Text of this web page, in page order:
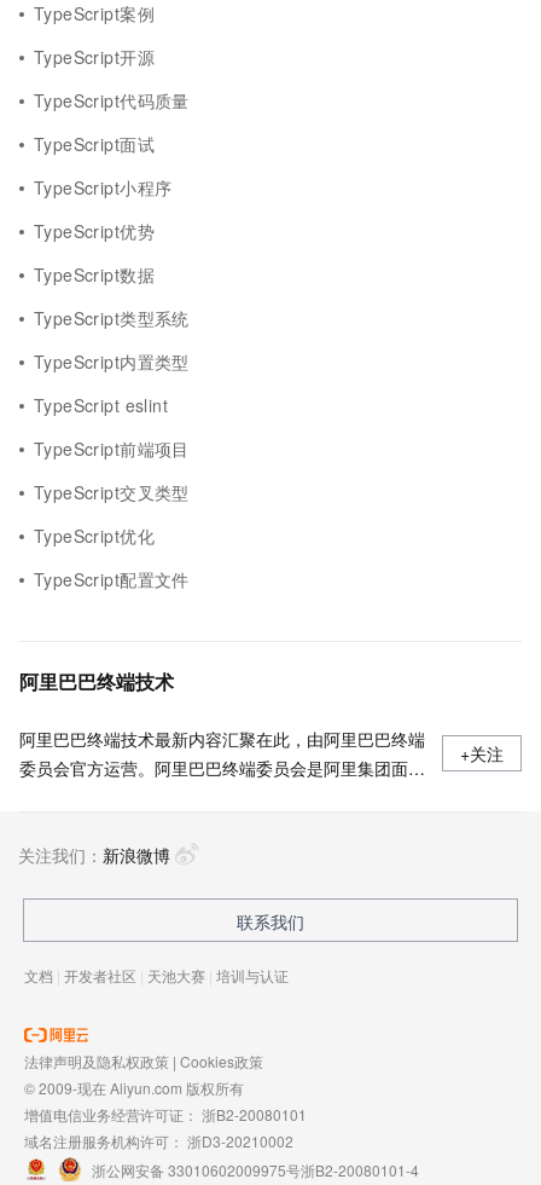
TypeScript案例
TypeScript开源
TypeScript代码质量
TypeScript面试
TypeScript小程序
TypeScript优势
TypeScript数据
TypeScript类型系统
TypeScript内置类型
TypeScript eslint
TypeScript前端项目
TypeScript交叉类型
TypeScript优化
TypeScript配置文件
阿里巴巴终端技术
阿里巴巴终端技术最新内容汇聚在此，由阿里巴巴终端
委员会官方运营。阿里巴巴终端委员会是阿里集团面向
策略和目标并落地执行，推动终端技术发展，帮助工程
巴终端域的官方公众号：阿里巴巴终端技术，欢迎关
注。
+关注
关注我们： 新浪微博
联系我们
文档 | 开发者社区 | 天池大赛 | 培训与认证
法律声明及隐私权政策 | Cookies政策
© 2009-现在 Aliyun.com 版权所有
增值电信业务经营许可证： 浙B2-20080101
域名注册服务机构许可： 浙D3-20210002
浙公网安备 33010602009975号浙B2-20080101-4